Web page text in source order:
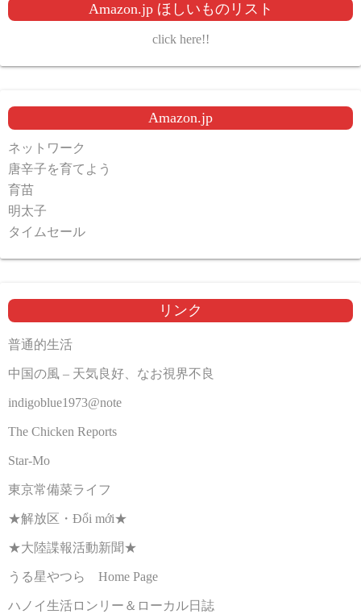
Amazon.jp ほしいものリスト
click here!!
Amazon.jp
ネットワーク
唐辛子を育てよう
育苗
明太子
タイムセール
リンク
普通的生活
中国の風 – 天気良好、なお視界不良
indigoblue1973@note
The Chicken Reports
Star-Mo
東京常備菜ライフ
★解放区・Đổi mới★
★大陸諜報活動新聞★
うる星やつら Home Page
ハノイ生活ロンリー＆ローカル日誌